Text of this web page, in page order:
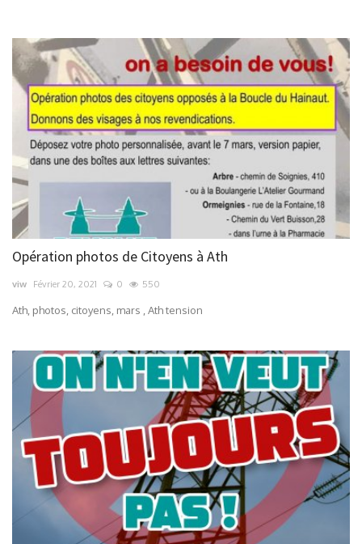
Contacts
Opération photos de Citoyens à Ath
viw Février 20, 2021 0 550
Ath, photos, citoyens, mars , Ath tension